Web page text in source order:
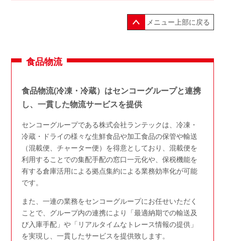
メニュー上部に戻る
食品物流
食品物流(冷凍・冷蔵）はセンコーグループと連携
し、一貫した物流サービスを提供
センコーグループである株式会社ランテックは、冷凍・
冷蔵・ドライの様々な生鮮食品や加工食品の保管や輸送
（混載便、チャーター便）を得意としており、混載便を
利用することでの集配手配の窓口一元化や、保税機能を
有する倉庫活用による拠点集約による業務効率化が可能
です。
また、一連の業務をセンコーグループにお任せいただく
ことで、グループ内の連携により「最適納期での輸送及
び入庫手配」や「リアルタイムなトレース情報の提供」
を実現し、一貫したサービスを提供致します。